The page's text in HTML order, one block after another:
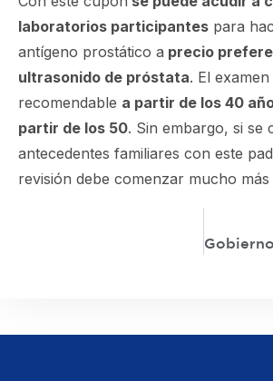
laboratorios participantes para
antígeno prostático a precio
ultrasonido de próstata. El examen
recomendable a partir de los 40
partir de los 50. Sin embargo, si se
antecedentes familiares con este
revisión debe comenzar mucho